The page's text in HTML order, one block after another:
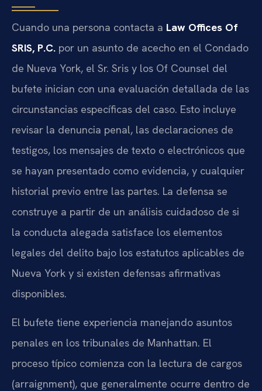
Cuando una persona contacta a Law Offices Of
SRIS, P.C. por un asunto de acecho en el Condado
de Nueva York, el Sr. Sris y los Of Counsel del
bufete inician con una evaluación detallada de las
circunstancias específicas del caso. Esto incluye
revisar la denuncia penal, las declaraciones de
testigos, los mensajes de texto o electrónicos que
se hayan presentado como evidencia, y cualquier
historial previo entre las partes. La defensa se
construye a partir de un análisis cuidadoso de si
la conducta alegada satisface los elementos
legales del delito bajo los estatutos aplicables de
Nueva York y si existen defensas afirmativas
disponibles.
El bufete tiene experiencia manejando asuntos
penales en los tribunales de Manhattan. El
proceso típico comienza con la lectura de cargos
(arraignment), que generalmente ocurre dentro de